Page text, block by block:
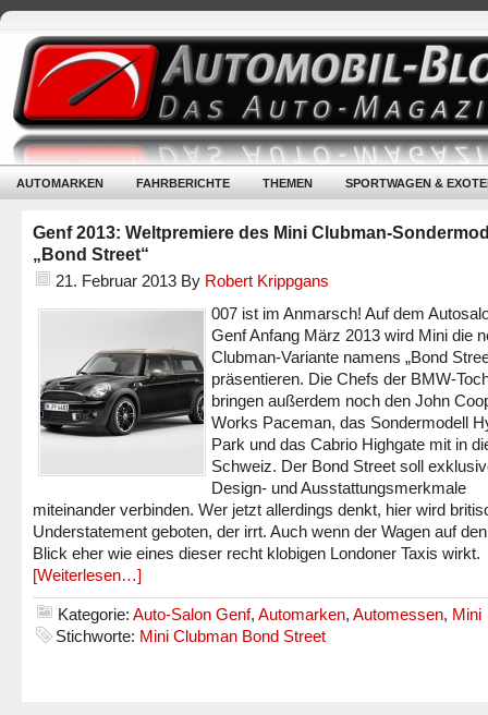
AUTOMARKEN FAHRBERICHTE THEMEN SPORTWAGEN &
Genf 2013: Weltpremiere des Mini Clubman-
„Bond Street“
21. Februar 2013 By Robert Krippgans
007 ist im Anmarsch! Auf dem
Genf Anfang März 2013 wird Mini die
Clubman-Variante namens „Bond
präsentieren. Die Chefs der BMW-
bringen außerdem noch den John
Works Paceman, das Sondermodell
Park und das Cabrio Highgate mit in
Schweiz. Der Bond Street soll
Design- und Ausstattungsmerkmale
miteinander verbinden. Wer jetzt allerdings denkt, hier wird
Understatement geboten, der irrt. Auch wenn der Wagen auf
Blick eher wie eines dieser recht klobigen Londoner Taxis wirkt.
[Weiterlesen…]
Kategorie: Auto-Salon Genf, Automarken, Automessen, Mini
Stichworte: Mini Clubman Bond Street